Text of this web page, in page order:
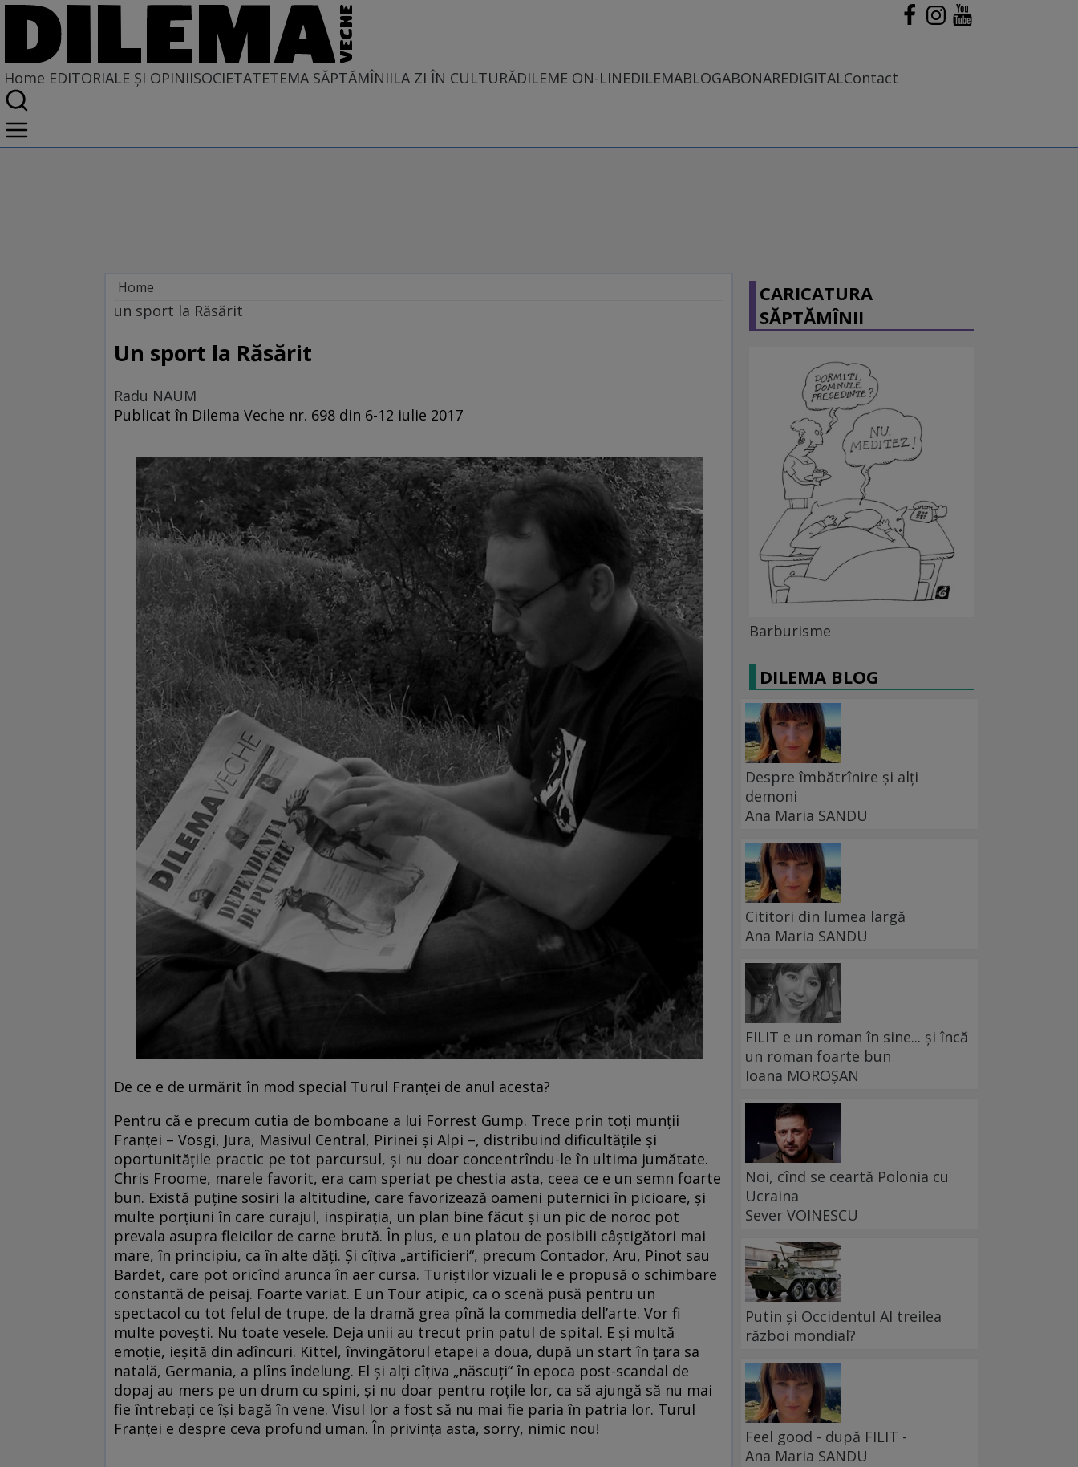
Home EDITORIALE ȘI OPINIISOCIETATETEMA SĂPTĂMÎNIILA ZI ÎN CULTURĂDILEME ON-LINEDILEMABLOGABONAREDIGITALContact
Home
EDITORIALE ȘI OPINII
TÎLC SHOW
un sport la Răsărit
Un sport la Răsărit
Radu NAUM
Publicat în Dilema Veche nr. 698 din 6-12 iulie 2017
De ce e de urmărit în mod special Turul Franței de anul acesta?
Pentru că e precum cutia de bomboane a lui Forrest Gump. Trece prin toţi munţii
Franţei – Vosgi, Jura, Masivul Central, Pirinei şi Alpi –, distribuind dificultăţile şi
oportunităţile practic pe tot parcursul, şi nu doar concentrîndu-le în ultima jumătate.
Chris Froome, marele favorit, era cam speriat pe chestia asta, ceea ce e un semn foarte
bun. Există puţine sosiri la altitudine, care favorizează oameni puternici în picioare, şi
multe porţiuni în care curajul, inspiraţia, un plan bine făcut şi un pic de noroc pot
prevala asupra fleicilor de carne brută. În plus, e un platou de posibili câştigători mai
mare, în principiu, ca în alte dăţi. Şi cîţiva „artificieri“, precum Contador, Aru, Pinot sau
Bardet, care pot oricînd arunca în aer cursa. Turiştilor vizuali le e propusă o schimbare
constantă de peisaj. Foarte variat. E un Tour atipic, ca o scenă pusă pentru un
spectacol cu tot felul de trupe, de la dramă grea pînă la commedia dell’arte. Vor fi
multe poveşti. Nu toate vesele. Deja unii au trecut prin patul de spital. E şi multă
emoţie, ieşită din adîncuri. Kittel, învingătorul etapei a doua, după un start în ţara sa
natală, Germania, a plîns îndelung. El şi alţi cîţiva „născuţi“ în epoca post-scandal de
dopaj au mers pe un drum cu spini, şi nu doar pentru roţile lor, ca să ajungă să nu mai
fie întrebaţi ce îşi bagă în vene. Visul lor a fost să nu mai fie paria în patria lor. Turul
Franţei e despre ceva profund uman. În privinţa asta, sorry, nimic nou!
CARICATURA
SĂPTĂMÎNII
Barburisme
DILEMA BLOG
Despre îmbătrînire și alți
demoni
Ana Maria SANDU
Cititori din lumea largă
Ana Maria SANDU
FILIT e un roman în sine... și încă
un roman foarte bun
Ioana MOROȘAN
Noi, cînd se ceartă Polonia cu
Ucraina
Sever VOINESCU
Putin și Occidentul Al treilea
război mondial?
Feel good - după FILIT -
Ana Maria SANDU